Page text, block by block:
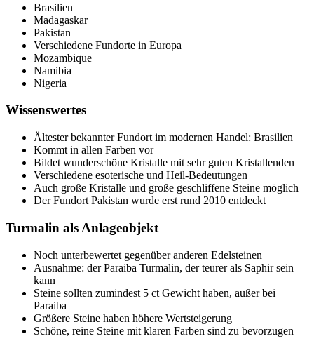
Brasilien
Madagaskar
Pakistan
Verschiedene Fundorte in Europa
Mozambique
Namibia
Nigeria
Wissenswertes
Ältester bekannter Fundort im modernen Handel: Brasilien
Kommt in allen Farben vor
Bildet wunderschöne Kristalle mit sehr guten Kristallenden
Verschiedene esoterische und Heil-Bedeutungen
Auch große Kristalle und große geschliffene Steine möglich
Der Fundort Pakistan wurde erst rund 2010 entdeckt
Turmalin als Anlageobjekt
Noch unterbewertet gegenüber anderen Edelsteinen
Ausnahme: der Paraiba Turmalin, der teurer als Saphir sein
kann
Steine sollten zumindest 5 ct Gewicht haben, außer bei
Paraiba
Größere Steine haben höhere Wertsteigerung
Schöne, reine Steine mit klaren Farben sind zu bevorzugen